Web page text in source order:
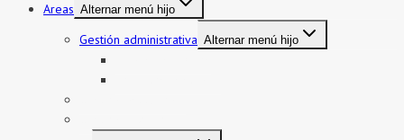
Areas Alternar menú hijo
Gestión administrativa Alternar menú hijo